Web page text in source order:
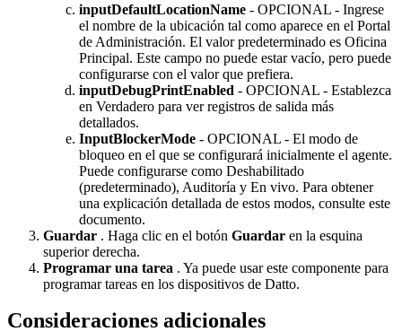
inputDefaultLocationName - OPCIONAL - Ingrese
el nombre de la ubicación tal como aparece en el Portal
de Administración. El valor predeterminado es Oficina
Principal. Este campo no puede estar vacío, pero puede
configurarse con el valor que prefiera.
inputDebugPrintEnabled - OPCIONAL - Establezca
en Verdadero para ver registros de salida más
detallados.
InputBlockerMode - OPCIONAL - El modo de
bloqueo en el que se configurará inicialmente el agente.
Puede configurarse como Deshabilitado
(predeterminado), Auditoría y En vivo. Para obtener
una explicación detallada de estos modos, consulte este
documento.
Guardar . Haga clic en el botón Guardar en la esquina
superior derecha.
Programar una tarea . Ya puede usar este componente para
programar tareas en los dispositivos de Datto.
Consideraciones adicionales